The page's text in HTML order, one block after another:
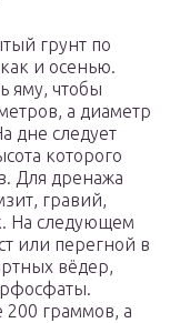
грунт по
и осенью.
яму, чтобы
а диаметр
дне следует
которого
Для дренажа
гравий,
На следующем
или перегной в
вёдер,
200 граммов, а